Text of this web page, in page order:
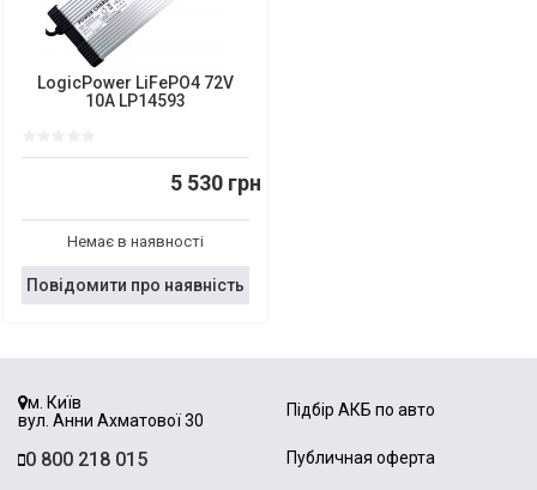
LogicPower LiFePO4 72V
10A LP14593
5 530 грн
Немає в наявності
Повідомити про наявність
м. Київ
вул. Анни Ахматової 30
0 800 218 015
Підбір АКБ по авто
Публичная оферта